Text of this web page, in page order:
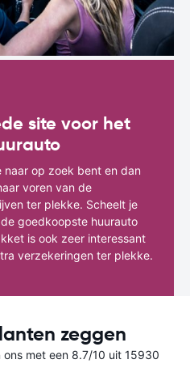
site voor het
op zoek bent en dan
voren van de
ter plekke. Scheelt je
goedkoopste huurauto
is ook zeer interessant
verzekeringen ter plekke.
zeggen
ons met een 8.7/10 uit 15930